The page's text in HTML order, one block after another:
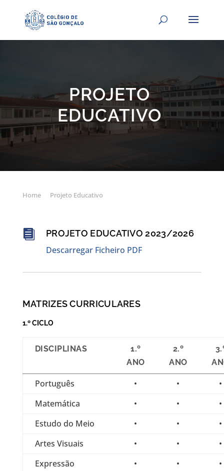
PROJETO
EDUCATIVO
Home Projeto Educativo
 PROJETO EDUCATIVO 2023/2026
Descarregar Ficheiro PDF
MATRIZES CURRICULARES
1.º CICLO
DISCIPLINAS
1.º
ANO
2.º
ANO
Português • •
•
Matemática
• •
•
Estudo do Meio
• •
•
Artes Visuais
• •
•
Expressão
• • •